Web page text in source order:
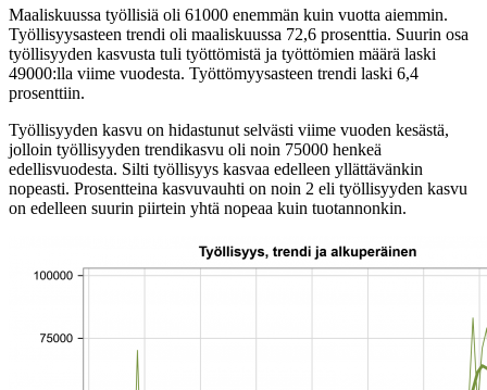
Maaliskuussa työllisiä oli 61000 enemmän kuin vuotta aiemmin.
Työllisyysasteen trendi oli maaliskuussa 72,6 prosenttia. Suurin osa
työllisyyden kasvusta tuli työttömistä ja työttömien määrä laski
49000:lla viime vuodesta. Työttömyysasteen trendi laski 6,4
prosenttiin.
Työllisyyden kasvu on hidastunut selvästi viime vuoden kesästä,
jolloin työllisyyden trendikasvu oli noin 75000 henkeä
edellisvuodesta. Silti työllisyys kasvaa edelleen yllättävänkin
nopeasti. Prosentteina kasvuvauhti on noin 2 eli työllisyyden kasvu
on edelleen suurin piirtein yhtä nopeaa kuin tuotannonkin.